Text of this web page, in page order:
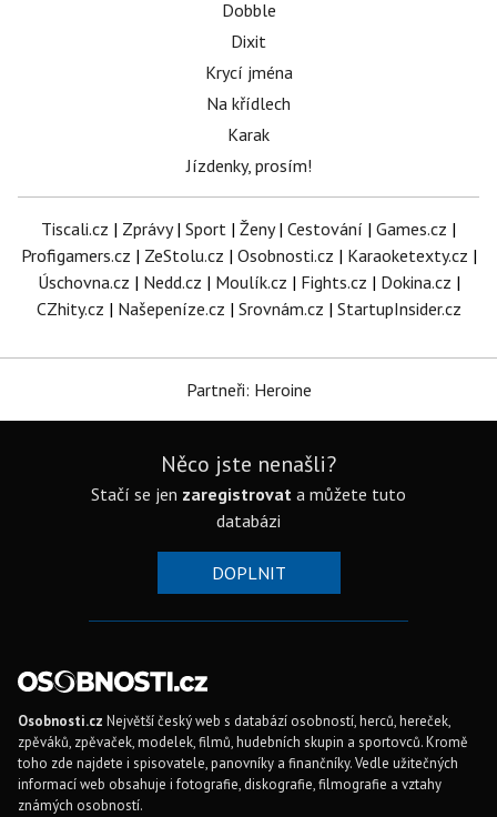
Dobble
Dixit
Krycí jména
Na křídlech
Karak
Jízdenky, prosím!
Tiscali.cz | Zprávy| Sport | Ženy| Cestování | Games.cz |
Profigamers.cz | ZeStolu.cz | Osobnosti.cz | Karaoketexty.cz |
Úschovna.cz | Nedd.cz | Moulík.cz | Fights.cz | Dokina.cz |
CZhity.cz | Našepeníze.cz | Srovnám.cz | StartupInsider.cz
Partneři: Heroine
Něco jste nenašli?
Stačí se jen zaregistrovat a můžete tuto
databázi
DOPLNIT
Osobnosti.cz Největší český web s databází osobností, herců, hereček,
zpěváků, zpěvaček, modelek, filmů, hudebních skupin a sportovců. Kromě
toho zde najdete i spisovatele, panovníky a finančníky. Vedle užitečných
informací web obsahuje i fotografie, diskografie, filmografie a vztahy
známých osobností.